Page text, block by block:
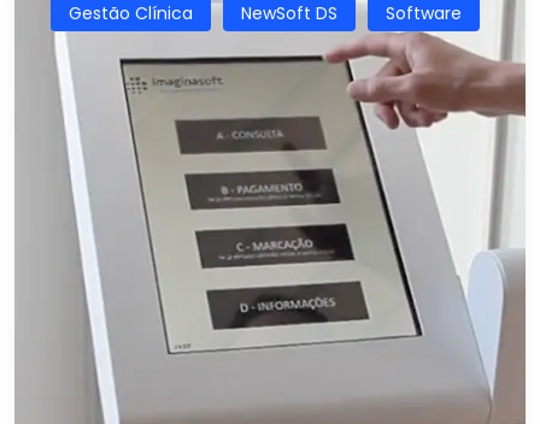
Gestão Clínica NewSoft DS Software